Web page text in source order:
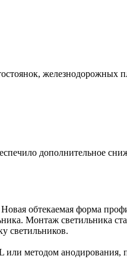
железнодорожных
дополнительное
обтекаемая форма
Монтаж светильника
светильников.
или методом анодирования,